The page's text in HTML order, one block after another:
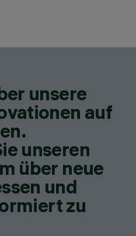
unsere
auf
unseren
über neue
und
zu